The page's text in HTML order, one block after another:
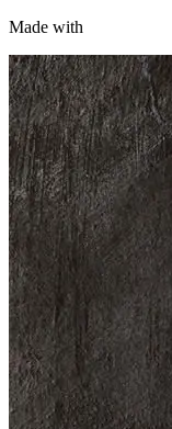
Made with